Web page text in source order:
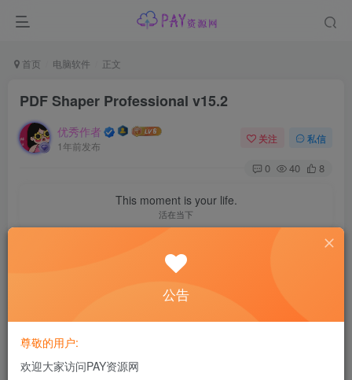
首页 电脑软件 正文
PDF Shaper Professional v15.2
优秀作者
1年前发布
关注 私信
0 40 8
This moment is your life.
活在当下
PDF Shaper – 免费实用的全能PDF工具箱！这款PDF转换器
公告
尊敬的用户:
欢迎大家访问PAY资源网